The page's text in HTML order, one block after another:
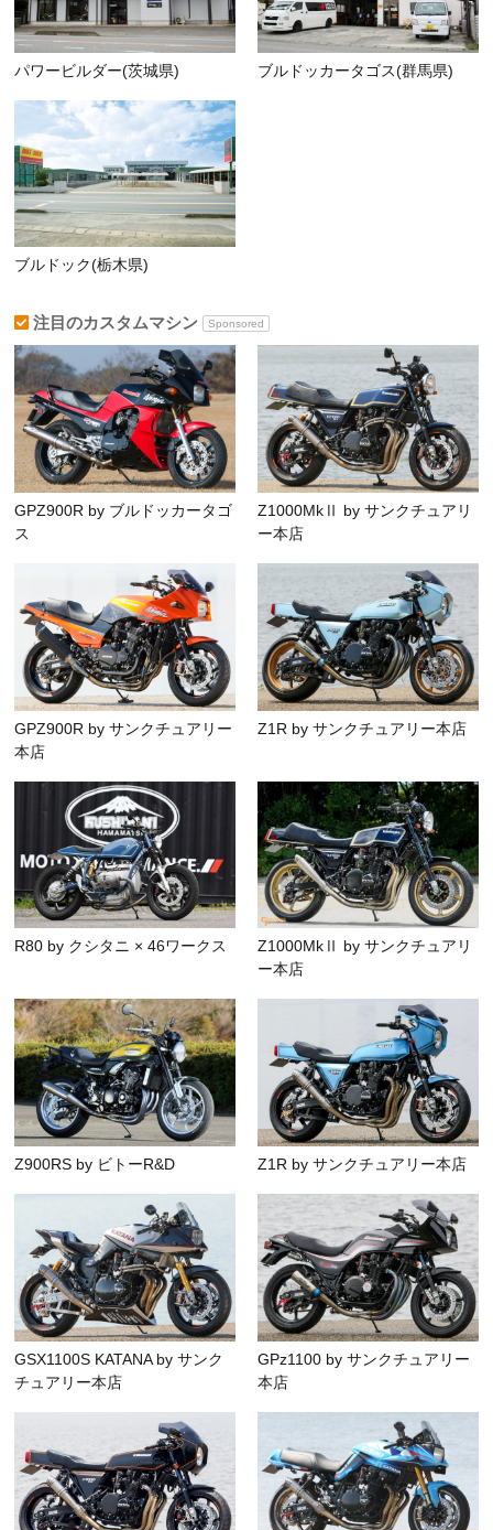
パワービルダー(茨城県) ブルドッカータゴス(群馬県)
ブルドック(栃木県)
注目のカスタムマシン Sponsored
GPZ900R by ブルドッカータゴ
ス
Z1000MkⅡ by サンクチュアリ
ー本店
GPZ900R by サンクチュアリー
本店
Z1R by サンクチュアリー本店
R80 by クシタニ × 46ワークス
Z1000MkⅡ by サンクチュアリ
ー本店
Z900RS by ビトーR&D Z1R by サンクチュアリー本店
GSX1100S KATANA by サンク
チュアリー本店
GPz1100 by サンクチュアリー
本店